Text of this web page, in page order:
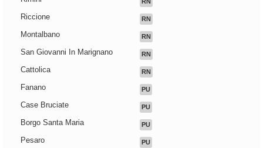
Riccione RN
Montalbano RN
San Giovanni In Marignano RN
Cattolica RN
Fanano PU
Case Bruciate PU
Borgo Santa Maria PU
Pesaro PU